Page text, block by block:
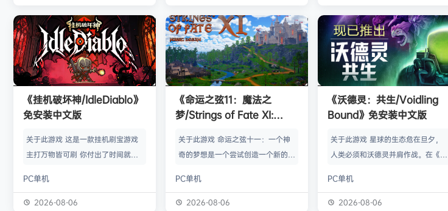
体而饱受支离破碎的记忆困扰。在电
影化叙事的战役中，你将执行任务、
揭开过往谜团，并直面一场涉及失控
人工智能、腐败企业与无序军事力量
的惊天阴谋——这场危机的波及范围
远不止红石城本身。 红石城 红石城
是…
的陪伴。什么，你说是因为鸟群没了
你，就立马出乱子？哎呀呀，这也只
是其中一个原因而已啦。 扫描附近
的小行星，操纵漫游车揭露各种隐藏
的资源，可能是冰块和金属，也可能
是某些未知之物。建造生产设施，以
便开采资…
摸丢死老鼠！ 有了摇鼠灵™，一切尽
在掌握！把那只老鼠摇到服从，看着
“鼠条”填满。摇得多了，就能慢慢彻
底解决你的问题了。摇鼠灵™起效
快，用法简单，效果绝佳，让你的烦
恼瞬间无影无踪。 为什么选择摇鼠
灵™？ 轻松…
《挂机破坏神/IdleDiablo》
免安装中文版
关于此游戏 这是一款挂机刷宝游戏
主打万物皆可刷 你付出了时间就必
独属于你的强大构筑 装备获取 游戏
中的[装备][技能][护身符]主要通过
PC单机
2026-08-06
《命运之弦11：魔法之
梦/Strings of Fate XI:
版
关于此游戏 命运之弦十一：一个神
奇的梦想是一个尝试创造一个新的幻
虚幻引擎的帮助下，使用已经熟悉的
图形技术和机制以丰富多彩的方式呈
PC单机
2026-08-06
《沃德灵：共生/Voidling
Bound》免安装中文版
关于此游戏 星球的生态危在旦夕，
人类必须和沃德灵并肩作战。在《沃
生物学家，与被称为“沃德灵”的生物
神经链接。不断孵化、培育、升级、
PC单机
2026-08-06